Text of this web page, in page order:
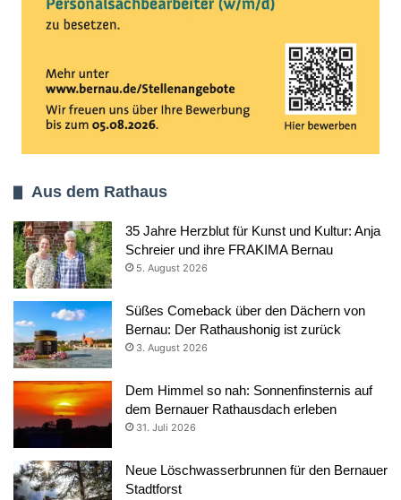
Aus dem Rathaus
35 Jahre Herzblut für Kunst und Kultur: Anja
Schreier und ihre FRAKIMA Bernau
5. August 2026
Süßes Comeback über den Dächern von
Bernau: Der Rathaushonig ist zurück
3. August 2026
Dem Himmel so nah: Sonnenfinsternis auf
dem Bernauer Rathausdach erleben
31. Juli 2026
Neue Löschwasserbrunnen für den Bernauer
Stadtforst